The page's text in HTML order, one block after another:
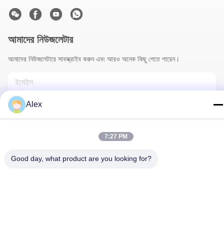
আমাদের নিউজলেটার
আমাদের নিউজলেটারে সাবস্ক্রাইব করুন এবং আরও অনেক কিছু পেতে পারেন।
Alex
7:27 PM
Good day, what product are you looking for?